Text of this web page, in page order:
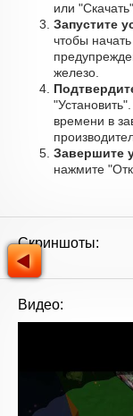
или
Запустите
чтобы
железо.
времени в
Завершите
нажмите
Скриншоты:
Видео: